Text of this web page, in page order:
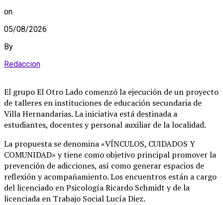
on
05/08/2026
By
Redaccion
El grupo El Otro Lado comenzó la ejecución de un proyecto
de talleres en instituciones de educación secundaria de
Villa Hernandarias. La iniciativa está destinada a
estudiantes, docentes y personal auxiliar de la localidad.
La propuesta se denomina «VÍNCULOS, CUIDADOS Y
COMUNIDAD» y tiene como objetivo principal promover la
prevención de adicciones, así como generar espacios de
reflexión y acompañamiento. Los encuentros están a cargo
del licenciado en Psicología Ricardo Schmidt y de la
licenciada en Trabajo Social Lucía Diez.